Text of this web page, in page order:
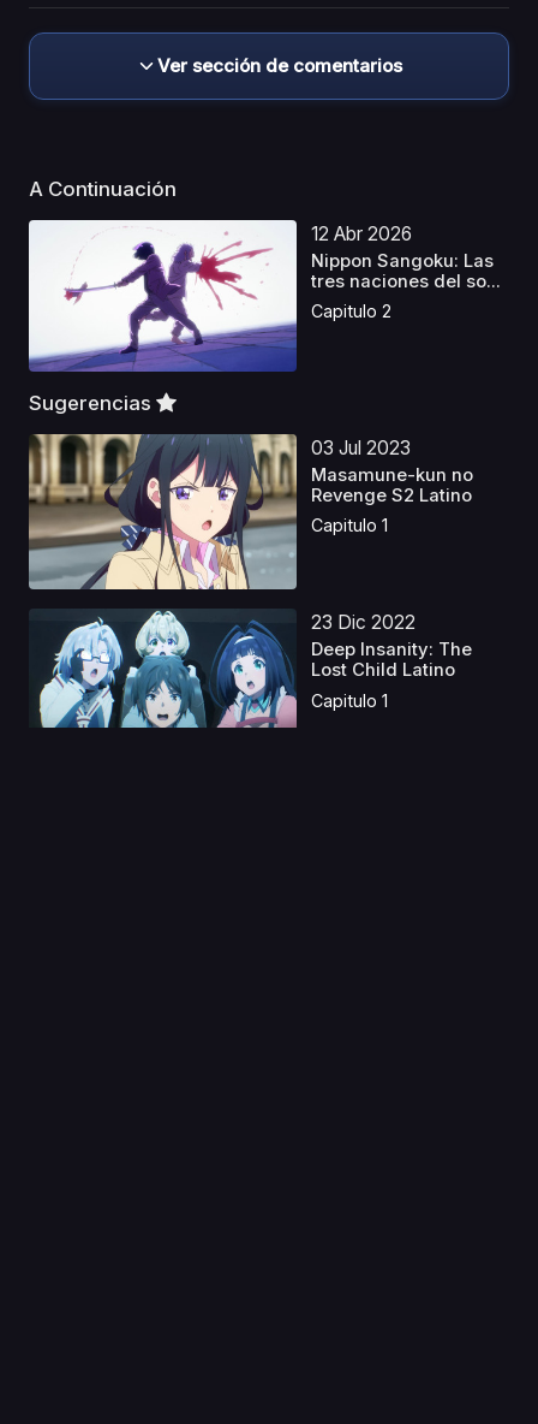
Ver sección de comentarios
A Continuación
12 Abr 2026
Nippon Sangoku: Las
tres naciones del so...
Capitulo 2
Sugerencias
03 Jul 2023
Masamune-kun no
Revenge S2 Latino
Capitulo 1
23 Dic 2022
Deep Insanity: The
Lost Child Latino
Capitulo 1